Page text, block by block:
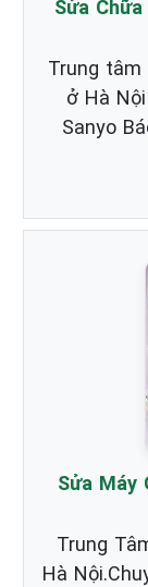
Sửa
Trung
ở Hà
Sanyo
Sửa Máy
Trung
Hà